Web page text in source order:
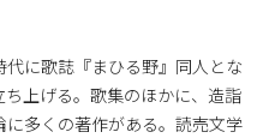
に歌誌『まひる野』同人とな
ち上げる。歌集のほかに、造詣
多くの著作がある。読売文学